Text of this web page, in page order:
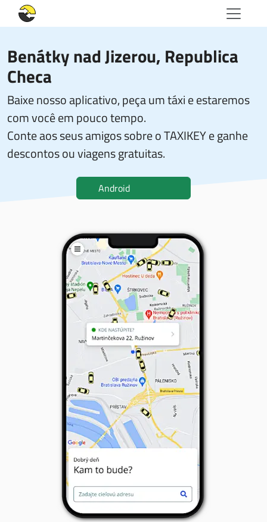
Benátky nad Jizerou, Republica
Checa
Baixe nosso aplicativo, peça um táxi e estaremos
com você em pouco tempo.
Conte aos seus amigos sobre o TAXIKEY e ganhe
descontos ou viagens gratuitas.
Android